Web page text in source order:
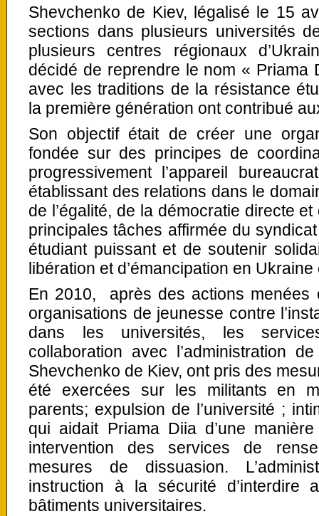
Shevchenko de Kiev, légalisé le 15
sections dans plusieurs universités
plusieurs centres régionaux
décidé de reprendre le nom « Priama
avec les traditions de la résistance
la première génération ont contribué
Son objectif était de créer une
fondée sur des principes de
progressivement l’appareil
établissant des relations dans le
de l’égalité, de la démocratie directe
principales tâches affirmée du
étudiant puissant et de soutenir
libération et d’émancipation en Ukraine
En 2010, après des actions menées
organisations de jeunesse contre
dans les universités, les
collaboration avec l’administration
Shevchenko de Kiev, ont pris des
été exercées sur les militants en
parents; expulsion de l’université ;
qui aidait Priama Diia d’une
intervention des services de
mesures de dissuasion.
instruction à la sécurité d’interdire
bâtiments universitaires.